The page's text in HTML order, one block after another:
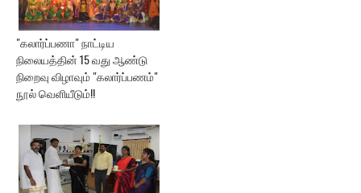
"கலார்ப்பணா" நாட்டிய
நிலையத்தின் 15 வது ஆண்டு
நிறைவு விழாவும் "கலார்ப்பணம்"
நூல் வெளியீடும்!!